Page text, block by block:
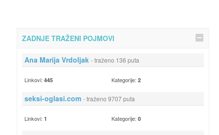
ZADNJE TRAŽENI POJMOVI
Ana Marija Vrdoljak - traženo 136 puta
Linkovi: 445 Kategorije:2
seksi-oglasi.com - traženo 9707 puta
Linkovi: 1 Kategorije:0